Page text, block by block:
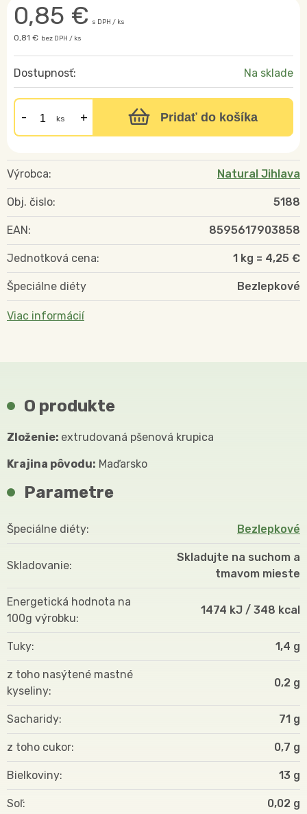
0,85 € s DPH / ks
0,81 € bez DPH / ks
Dostupnosť: Na sklade
ks Pridať do košíka
Výrobca: Natural Jihlava
Obj. čislo: 5188
EAN: 8595617903858
Jednotková cena: 1 kg = 4,25 €
Špeciálne diéty Bezlepkové
Viac informácií
O produkte
Zloženie: extrudovaná pšenová krupica
Krajina pôvodu: Maďarsko
Parametre
Špeciálne diéty Bezlepkové
Skladovanie
Skladujte na suchom a
tmavom mieste
Energetická hodnota na
100g výrobku
1474 kJ / 348 kcal
Tuky 1,4 g
z toho nasýtené mastné
kyseliny
0,2 g
Sacharidy 71 g
z toho cukor 0,7 g
Bielkoviny 13 g
Soľ 0,02 g